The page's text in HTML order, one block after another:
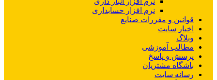
نرم افزار حسابداری
قوانین و مقررات صنایع
اخبار سایت
وبلاگ
مطالب آموزشی
پرسش و پاسخ
باشگاه مشتریان
رسانه سایت